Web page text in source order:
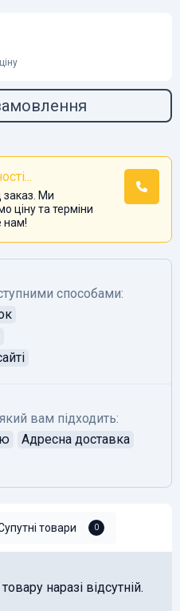
заказ. Ми
ціну та терміни
нам!
способами:
вам підходить:
Адресна доставка
товари 0
наразі відсутній.